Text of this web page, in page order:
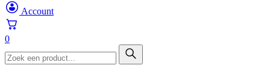
Account
0